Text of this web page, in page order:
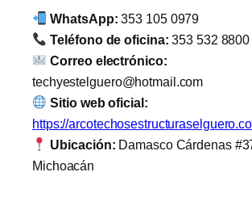
WhatsApp: 353 105 0979
Teléfono de oficina: 353 532 8800
Correo electrónico:
techyestelguero@hotmail.com
Sitio web oficial:
https://
Ubicación: Damasco Cárdenas
Michoacán